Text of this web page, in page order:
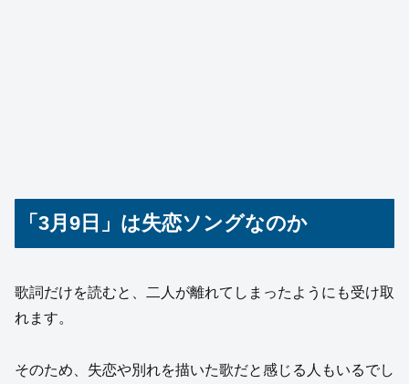
「3月9日」は失恋ソングなのか
歌詞だけを読むと、二人が離れてしまったようにも受け取
れます。
そのため、失恋や別れを描いた歌だと感じる人もいるでし